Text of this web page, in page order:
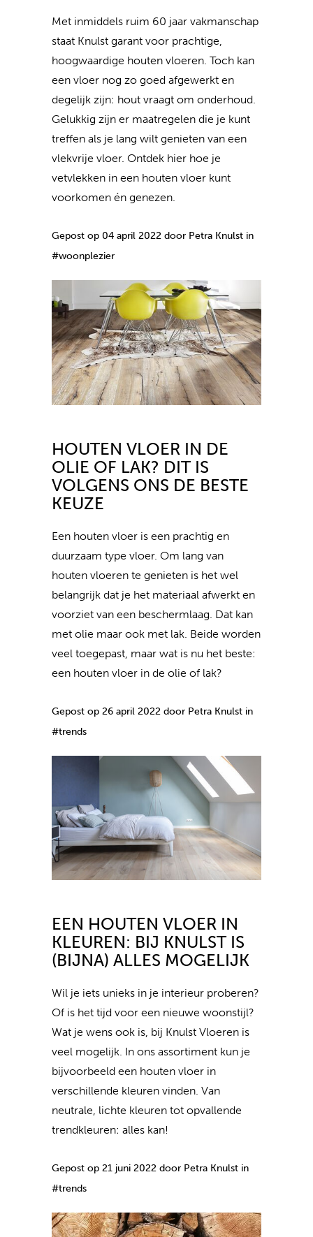
Met inmiddels ruim 60 jaar vakmanschap
staat Knulst garant voor prachtige,
hoogwaardige houten vloeren. Toch kan
een vloer nog zo goed afgewerkt en
degelijk zijn: hout vraagt om onderhoud.
Gelukkig zijn er maatregelen die je kunt
treffen als je lang wilt genieten van een
vlekvrije vloer. Ontdek hier hoe je
vetvlekken in een houten vloer kunt
voorkomen én genezen.
Gepost op 04 april 2022 door Petra Knulst in
#woonplezier
HOUTEN VLOER IN DE
OLIE OF LAK? DIT IS
VOLGENS ONS DE BESTE
KEUZE
Een houten vloer is een prachtig en
duurzaam type vloer. Om lang van
houten vloeren te genieten is het wel
belangrijk dat je het materiaal afwerkt en
voorziet van een beschermlaag. Dat kan
met olie maar ook met lak. Beide worden
veel toegepast, maar wat is nu het beste:
een houten vloer in de olie of lak?
Gepost op 26 april 2022 door Petra Knulst in
#trends
EEN HOUTEN VLOER IN
KLEUREN: BIJ KNULST IS
(BIJNA) ALLES MOGELIJK
Wil je iets unieks in je interieur proberen?
Of is het tijd voor een nieuwe woonstijl?
Wat je wens ook is, bij Knulst Vloeren is
veel mogelijk. In ons assortiment kun je
bijvoorbeeld een houten vloer in
verschillende kleuren vinden. Van
neutrale, lichte kleuren tot opvallende
trendkleuren: alles kan!
Gepost op 21 juni 2022 door Petra Knulst in
#trends